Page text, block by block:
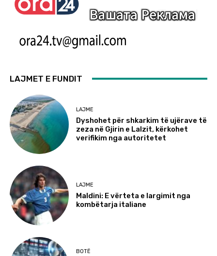
LAJMET E FUNDIT
LAJME
Dyshohet për shkarkim të ujërave të
zeza në Gjirin e Lalzit, kërkohet
verifikim nga autoritetet
LAJME
Maldini: E vërteta e largimit nga
kombëtarja italiane
BOTË